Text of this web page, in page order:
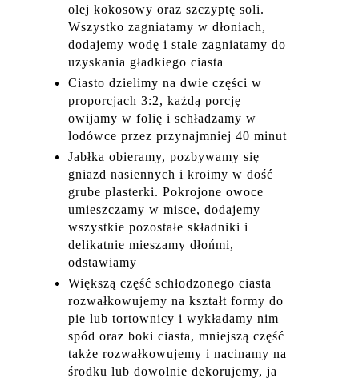
olej kokosowy oraz szczyptę soli.
Wszystko zagniatamy w dłoniach,
dodajemy wodę i stale zagniatamy do
uzyskania gładkiego ciasta
Ciasto dzielimy na dwie części w
proporcjach 3:2, każdą porcję
owijamy w folię i schładzamy w
lodówce przez przynajmniej 40 minut
Jabłka obieramy, pozbywamy się
gniazd nasiennych i kroimy w dość
grube plasterki. Pokrojone owoce
umieszczamy w misce, dodajemy
wszystkie pozostałe składniki i
delikatnie mieszamy dłońmi,
odstawiamy
Większą część schłodzonego ciasta
rozwałkowujemy na kształt formy do
pie lub tortownicy i wykładamy nim
spód oraz boki ciasta, mniejszą część
także rozwałkowujemy i nacinamy na
środku lub dowolnie dekorujemy, ja